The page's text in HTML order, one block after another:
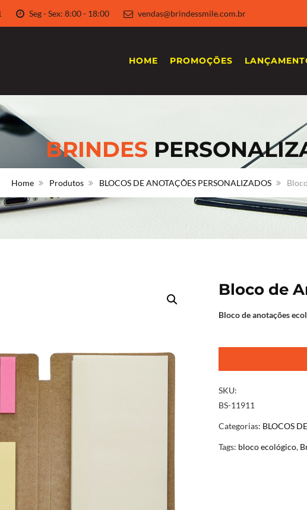
Seg - Sex: 8:00 - 18:00 vendas@brindessmile.com.br
HOME PROMOÇÕES
BRINDES
Home Produtos BLOCOS DE ANOTAÇÕES PERSONALIZADOS
Bloco de
Bloco de anotações
Post-
it
quantidade
SKU:
BS-11911
Categorias: BLOCOS
Tags: bloco ecológico,